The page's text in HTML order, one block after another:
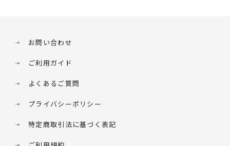
お問い合わせ
ご利用ガイド
よくあるご質問
プライバシーポリシー
特定商取引法に基づく表記